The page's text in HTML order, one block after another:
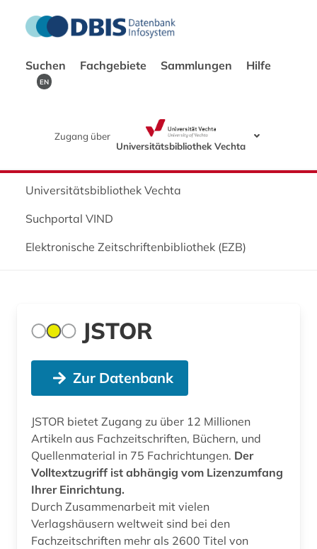
Suchen Fachgebiete Sammlungen Hilfe
EN
Zugang über
Universitätsbibliothek Vechta
Universitätsbibliothek Vechta
Suchportal VIND
Elektronische Zeitschriftenbibliothek (EZB)
JSTOR
Zur Datenbank
JSTOR bietet Zugang zu über 12 Millionen
Artikeln aus Fachzeitschriften, Büchern, und
Quellenmaterial in 75 Fachrichtungen. Der
Volltextzugriff ist abhängig vom Lizenzumfang
Ihrer Einrichtung.
Durch Zusammenarbeit mit vielen
Verlagshäusern weltweit sind bei den
Fachzeitschriften mehr als 2600 Titel von